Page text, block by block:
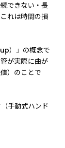
できない・長
れは時間の損
）」の概念で
が実際に曲が
）のことで
手動式ハンド